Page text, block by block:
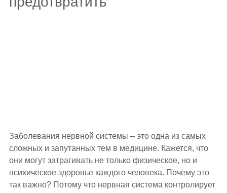
Заболевания нервной системы – это одна из самых
сложных и запутанных тем в медицине. Кажется, что
они могут затрагивать не только физическое, но и
психическое здоровье каждого человека. Почему это
так важно? Потому что нервная система контролирует